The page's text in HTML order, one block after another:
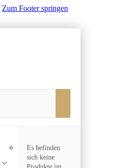
Zum Footer springen
Es befinden
sich keine